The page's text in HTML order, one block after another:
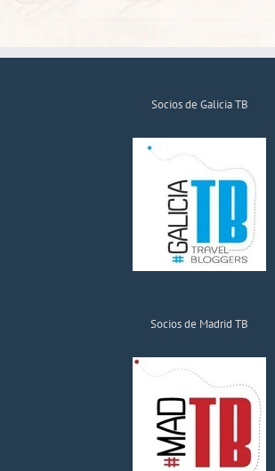
Socios de Galicia TB
Socios de Madrid TB